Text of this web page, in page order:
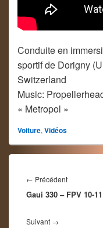
Conduite en
sportif de Dorigny
Switzerland
Music:
« Metropol »
Voiture, Vidéos
de
l’article
← PrécédentArticle
précédent :
Gaui 330 – FPV 10-
Suivant →